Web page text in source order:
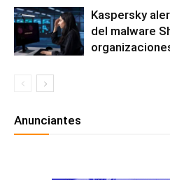
Kaspersky
del malware
Anunciantes